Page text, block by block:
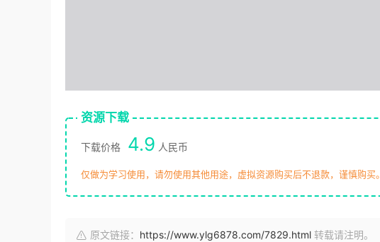
资源下载
下载价格 4.9 人民币
仅做为学习使用，请勿使用其他用途，虚拟资源购买后不退款，谨慎购买。
原文链接： https://www.ylg6878.com/7829.html 转载请注明。